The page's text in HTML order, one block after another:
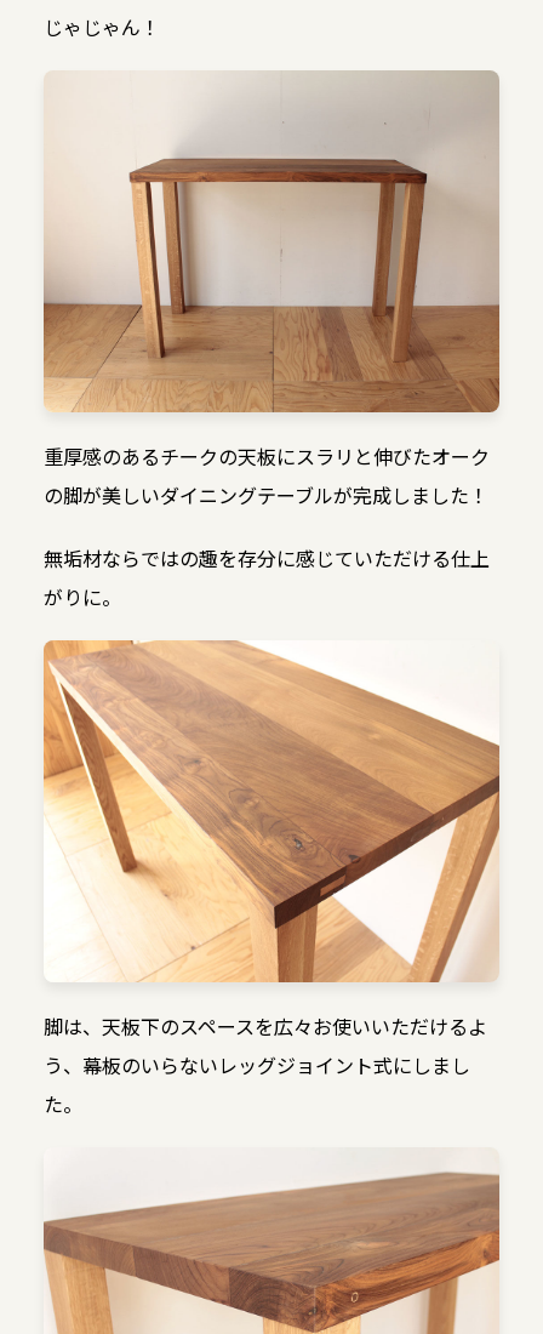
じゃじゃん！
重厚感のあるチークの天板にスラリと伸びたオーク
の脚が美しいダイニングテーブルが完成しました！
無垢材ならではの趣を存分に感じていただける仕上
がりに。
脚は、天板下のスペースを広々お使いいただけるよ
う、幕板のいらないレッグジョイント式にしまし
た。